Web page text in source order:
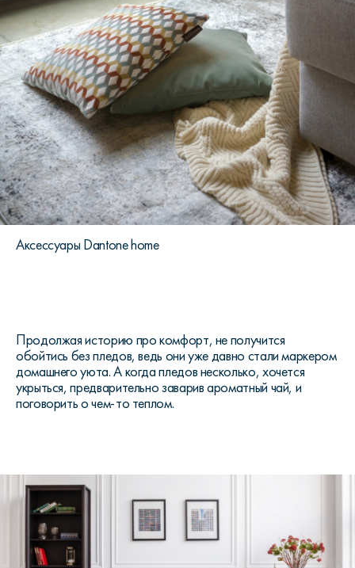
Аксессуары Dantone home
Продолжая историю про комфорт, не получится
обойтись без пледов, ведь они уже давно стали маркером
домашнего уюта. А когда пледов несколько, хочется
укрыться, предварительно заварив ароматный чай, и
поговорить о чем-то теплом.